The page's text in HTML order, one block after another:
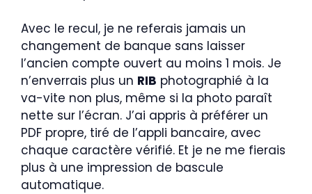
Avec le recul, je ne referais jamais un
changement de banque sans laisser
l’ancien compte ouvert au moins 1 mois. Je
n’enverrais plus un RIB photographié à la
va-vite non plus, même si la photo paraît
nette sur l’écran. J’ai appris à préférer un
PDF propre, tiré de l’appli bancaire, avec
chaque caractère vérifié. Et je ne me fierais
plus à une impression de bascule
automatique.